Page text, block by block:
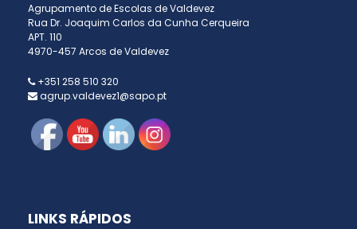
Agrupamento de Escolas de Valdevez
Rua Dr. Joaquim Carlos da Cunha Cerqueira
APT. 110
4970-457 Arcos de Valdevez
+351 258 510 320
agrup.valdevez1@sapo.pt
LINKS RÁPIDOS